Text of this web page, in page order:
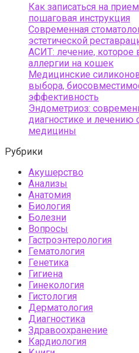
Как записаться на
пошаговая инструкция
Современная
эстетической
АСИТ: лечение, которое
аллергии на кошек
Медицинские
выбора,
эффективность
Эндометриоз:
диагностике и лечению
медицины
Рубрики
Акушерство
Анализы
Анатомия
Биология
Болезни
Вопросы
Гастроэнтерология
Гематология
Генетика
Гигиена
Гинекология
Гистология
Дерматология
Диагностика
Здравоохранение
Кардиология